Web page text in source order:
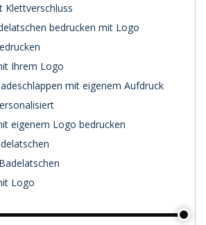
Klettverschluss
bedrucken mit Logo
Ihrem Logo
mit eigenem Aufdruck
eigenem Logo bedrucken
Logo